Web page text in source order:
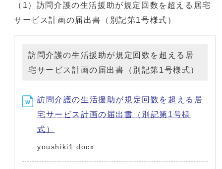
（1）訪問介護の生活援助が規定回数を超える居宅
サービス計画の届出書（別記第1号様式）
訪問介護の生活援助が規定回数を超える居
宅サービス計画の届出書（別記第1号様式）
訪問介護の生活援助が規定回数を超える居
宅サービス計画の届出書（別記第1号様
式）
youshiki1.docx